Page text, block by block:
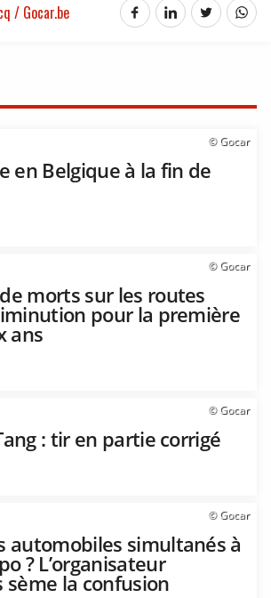
/ Gocar.be
© Gocar
en Belgique à la fin de
© Gocar
morts sur les routes
pour la première
ans
© Gocar
: tir en partie corrigé
© Gocar
automobiles simultanés à
? L’organisateur
sème la confusion